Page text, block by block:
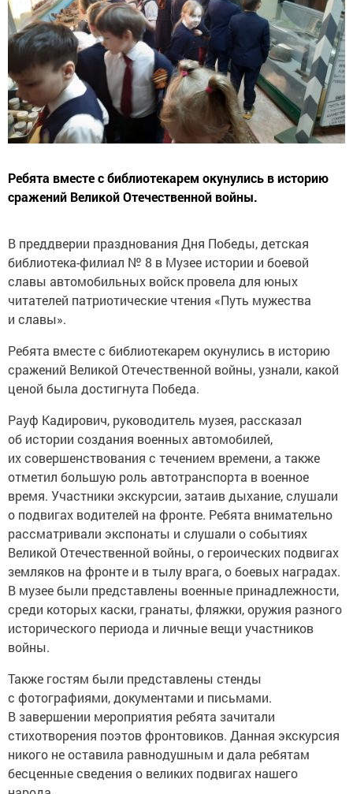
Ребята вместе с библиотекарем окунулись в историю
сражений Великой Отечественной войны.
В преддверии празднования Дня Победы, детская
библиотека-филиал № 8 в Музее истории и боевой
славы автомобильных войск провела для юных
читателей патриотические чтения «Путь мужества
и славы».
Ребята вместе с библиотекарем окунулись в историю
сражений Великой Отечественной войны, узнали, какой
ценой была достигнута Победа.
Рауф Кадирович, руководитель музея, рассказал
об истории создания военных автомобилей,
их совершенствования с течением времени, а также
отметил большую роль автотранспорта в военное
время. Участники экскурсии, затаив дыхание, слушали
о подвигах водителей на фронте. Ребята внимательно
рассматривали экспонаты и слушали о событиях
Великой Отечественной войны, о героических подвигах
земляков на фронте и в тылу врага, о боевых наградах.
В музее были представлены военные принадлежности,
среди которых каски, гранаты, фляжки, оружия разного
исторического периода и личные вещи участников
войны.
Также гостям были представлены стенды
с фотографиями, документами и письмами.
В завершении мероприятия ребята зачитали
стихотворения поэтов фронтовиков. Данная экскурсия
никого не оставила равнодушным и дала ребятам
бесценные сведения о великих подвигах нашего